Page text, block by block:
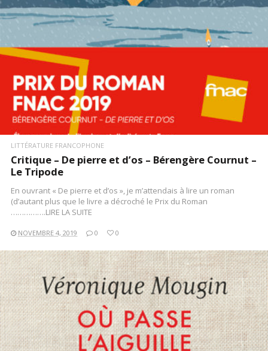
LITTÉRATURE FRANCOPHONE
Critique – De pierre et d’os – Bérengère Cournut –
Le Tripode
En ouvrant « De pierre et d’os », je m’attendais à lire un roman
(d’autant plus que le livre a décroché le Prix du Roman
…………….LIRE LA SUITE
NOVEMBRE 4, 2019 0 0